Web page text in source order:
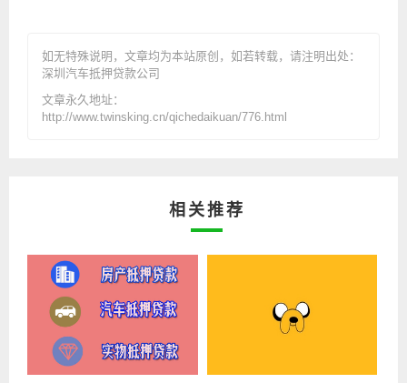
如无特殊说明，文章均为本站原创 ，如若转载，请注明出处：
深圳汽车抵押贷款公司
文章永久地址：
http://www.twinsking.cn/qichedaikuan/776.html
相关推荐